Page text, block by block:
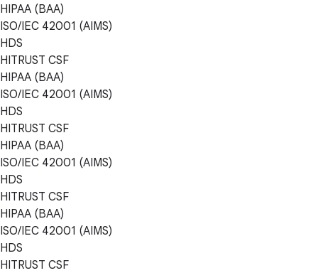
HIPAA (BAA)
ISO/IEC 42001 (AIMS)
HDS
HITRUST CSF
HIPAA (BAA)
ISO/IEC 42001 (AIMS)
HDS
HITRUST CSF
HIPAA (BAA)
ISO/IEC 42001 (AIMS)
HDS
HITRUST CSF
HIPAA (BAA)
ISO/IEC 42001 (AIMS)
HDS
HITRUST CSF